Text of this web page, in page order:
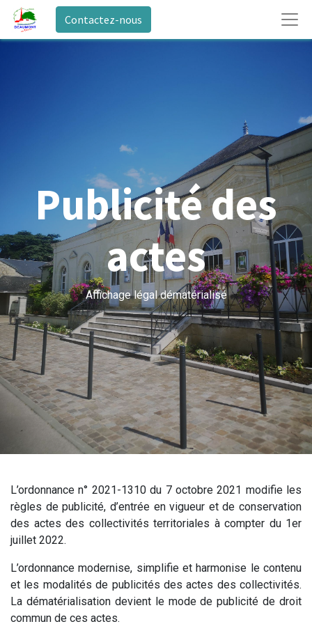
Contactez-nous
Publicité des
actes
Affichage légal dématérialisé
L’ordonnance n° 2021-1310 du 7 octobre 2021 modifie les
règles de publicité, d’entrée en vigueur et de conservation
des actes des collectivités territoriales à compter du 1er
juillet 2022.
L’ordonnance modernise, simplifie et harmonise le contenu
et les modalités de publicités des actes des collectivités.
La dématérialisation devient le mode de publicité de droit
commun de ces actes.